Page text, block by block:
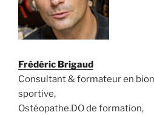
Frédéric Brigaud
Consultant & formateur en
sportive,
Ostéopathe.DO de formation,